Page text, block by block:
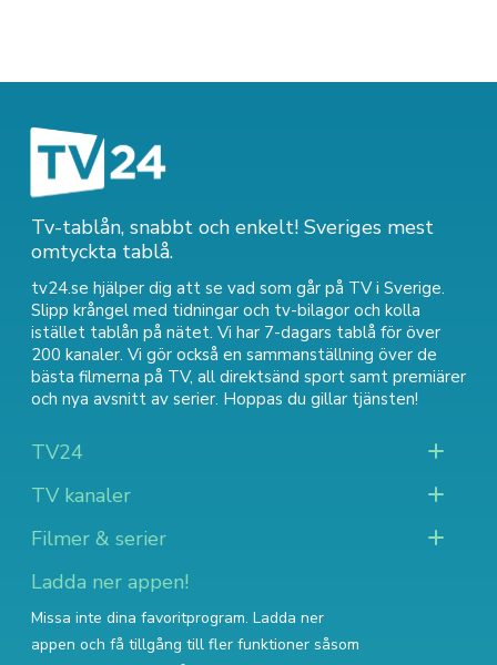
Tv-tablån, snabbt och enkelt! Sveriges mest
omtyckta tablå.
tv24.se hjälper dig att se vad som går på TV i Sverige.
Slipp krångel med tidningar och tv-bilagor och kolla
istället tablån på nätet. Vi har 7-dagars tablå för över
200 kanaler. Vi gör också en sammanställning över de
bästa filmerna på TV, all direktsänd sport samt premiärer
och nya avsnitt av serier. Hoppas du gillar tjänsten!
TV24
TV kanaler
Filmer & serier
Ladda ner appen!
Missa inte dina favoritprogram. Ladda ner
appen och få tillgång till fler funktioner såsom